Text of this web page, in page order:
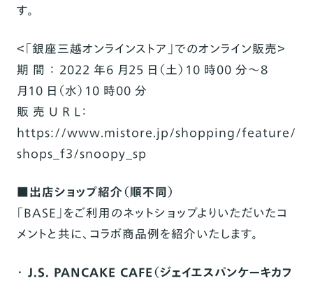
す。
＜「銀座三越オンラインストア」でのオンライン販売＞
期 間 ： 2022 年6 月25 日（土） 10 時00 分～8
月10 日（水） 10 時00 分
販 売 U R L：
https://www.mistore.jp/shopping/feature/
shops_f3/snoopy_sp
■出店ショップ紹介（順不同）
「BASE 」をご利用のネットショップよりいただいたコ
メントと共に、コラボ商品例を紹介いたします。
・ J.S. PANCAKE CAFE（ジェイエスパンケーキカフ